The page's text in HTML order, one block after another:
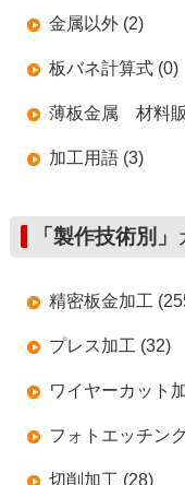
金属以外 (2)
板バネ計算式 (0)
薄板金属 材料
加工用語 (3)
「製作技術別」
精密板金加工
プレス加工 (32)
ワイヤーカット
フォトエッチン
切削加工 (28)